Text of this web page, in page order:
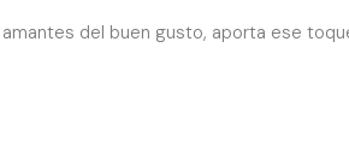
amantes del buen gusto, aporta ese